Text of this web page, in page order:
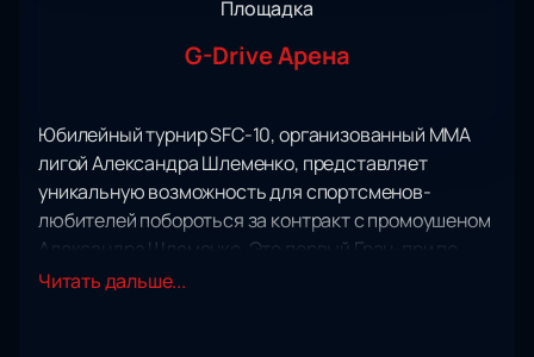
Площадка
G-Drive Арена
Юбилейный турнир SFC-10, организованный ММА
лигой Александра Шлеменко, представляет
уникальную возможность для спортсменов-
любителей побороться за контракт с промоушеном
Александра Шлеменко. Это первый Гран-при по
смешанным единоборствам от лиги SFC, который
Читать дальше...